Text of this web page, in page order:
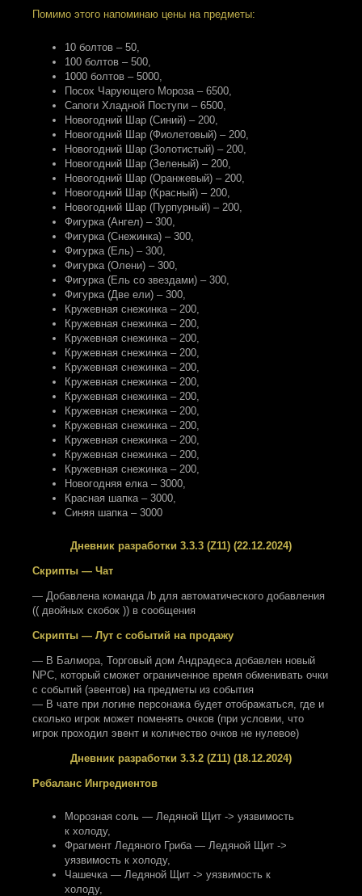
Помимо этого напоминаю цены на предметы:
10 болтов – 50,
100 болтов – 500,
1000 болтов – 5000,
Посох Чарующего Мороза – 6500,
Сапоги Хладной Поступи – 6500,
Новогодний Шар (Синий) – 200,
Новогодний Шар (Фиолетовый) – 200,
Новогодний Шар (Золотистый) – 200,
Новогодний Шар (Зеленый) – 200,
Новогодний Шар (Оранжевый) – 200,
Новогодний Шар (Красный) – 200,
Новогодний Шар (Пурпурный) – 200,
Фигурка (Ангел) – 300,
Фигурка (Снежинка) – 300,
Фигурка (Ель) – 300,
Фигурка (Олени) – 300,
Фигурка (Ель со звездами) – 300,
Фигурка (Две ели) – 300,
Кружевная снежинка – 200,
Кружевная снежинка – 200,
Кружевная снежинка – 200,
Кружевная снежинка – 200,
Кружевная снежинка – 200,
Кружевная снежинка – 200,
Кружевная снежинка – 200,
Кружевная снежинка – 200,
Кружевная снежинка – 200,
Кружевная снежинка – 200,
Кружевная снежинка – 200,
Кружевная снежинка – 200,
Новогодняя елка – 3000,
Красная шапка – 3000,
Синяя шапка – 3000
Дневник разработки 3.3.3 (Z11) (22.12.2024)
Скрипты — Чат
— Добавлена команда /b для автоматического добавления
(( двойных скобок )) в сообщения
Скрипты — Лут с событий на продажу
— В Балмора, Торговый дом Андрадеса добавлен новый
NPC, который сможет ограниченное время обменивать очки
с событий (эвентов) на предметы из события
— В чате при логине персонажа будет отображаться, где и
сколько игрок может поменять очков (при условии, что
игрок проходил эвент и количество очков не нулевое)
Дневник разработки 3.3.2 (Z11) (18.12.2024)
Ребаланс Ингредиентов
Морозная соль — Ледяной Щит -> уязвимость
к холоду,
Фрагмент Ледяного Гриба — Ледяной Щит ->
уязвимость к холоду,
Чашечка — Ледяной Щит -> уязвимость к
холоду,